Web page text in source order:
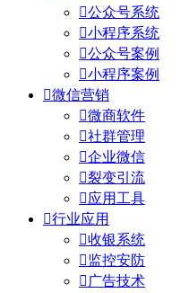
公众号系统
小程序系统
公众号案例
小程序案例
微信营销
微商软件
社群管理
企业微信
裂变引流
应用工具
行业应用
收银系统
监控安防
 广告技术